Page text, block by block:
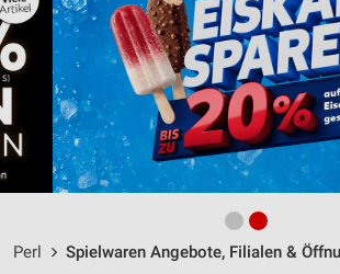
Perl Spielwaren Angebote, Filialen &